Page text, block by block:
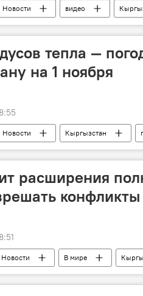
Новости видео
Бишкек труд комуз
тепла —
на 1 ноября
Новости Кыргызстан
расширения
Новости В мире
ЕЭК